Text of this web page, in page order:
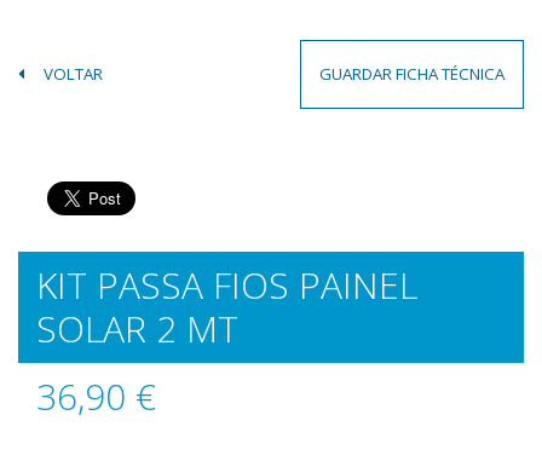
VOLTAR GUARDAR FICHA TÉCNICA
KIT PASSA FIOS PAINEL
SOLAR 2 MT
36,90 €